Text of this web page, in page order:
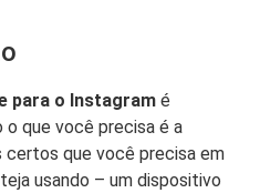
para o Instagramé
que você precisa é a
que você precisa em
usando – um dispositivo